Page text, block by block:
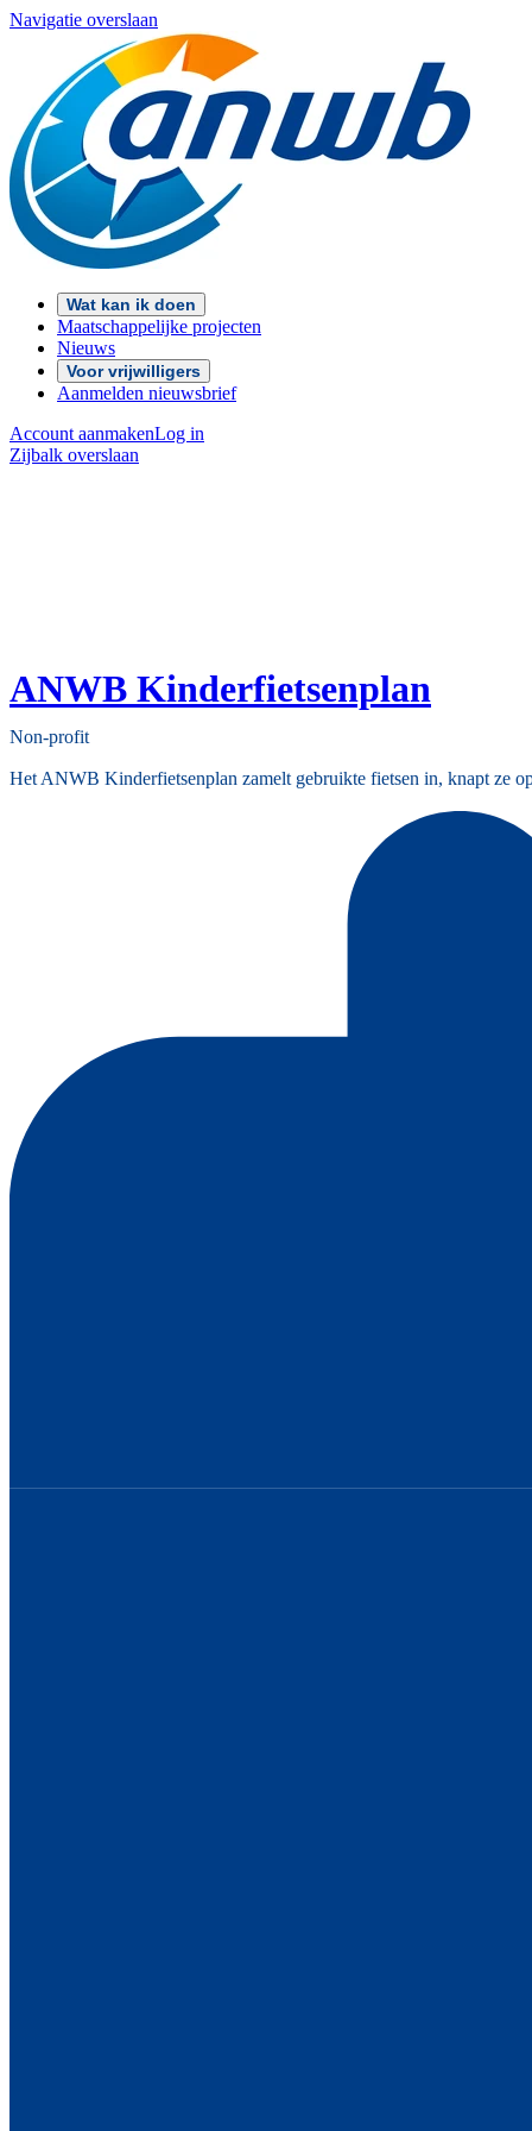
Navigatie overslaan
Wat kan ik doen
Maatschappelijke projecten
Nieuws
Voor vrijwilligers
Aanmelden nieuwsbrief
Account aanmakenLog in
Zijbalk overslaan
ANWB Kinderfietsenplan
Non-profit
Het ANWB Kinderfietsenplan zamelt gebruikte fietsen in, knapt ze